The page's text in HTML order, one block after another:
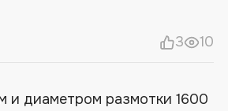
3 10
и диаметром размотки 1600